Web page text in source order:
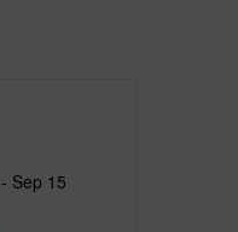
- Sep 15